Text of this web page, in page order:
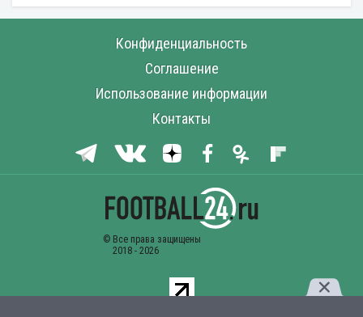
Конфиденциальность
Соглашение
Использование информации
Контакты